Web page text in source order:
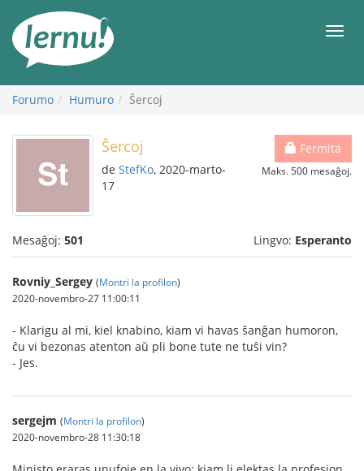
enhavo
Forumo Humuro Ŝercoj
Fermita
Maks. 500 mesaĝoj.
Ŝercoj
de StefKo, 2020-marto-
17
Mesaĝoj: 501 Lingvo: Esperanto
Rovniy_Sergey (Montri la profilon)
2020-novembro-27 11:00:11
- Klarigu al mi, kiel knabino, kiam vi havas ŝanĝan humoron,
ĉu vi bezonas atenton aŭ pli bone tute ne tuŝi vin?
- Jes.
sergejm (Montri la profilon)
2020-novembro-28 11:30:18